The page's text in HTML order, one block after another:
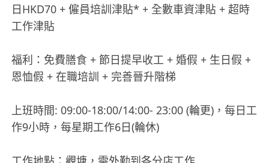
日HKD70 + 僱員培訓津貼* + 全數車資津貼 + 超時
工作津貼
福利：免費膳食 + 節日提早收工 + 婚假 + 生日假 +
恩恤假 + 在職培訓 + 完善晉升階梯
上班時間: 09:00-18:00/14:00- 23:00 (輪更)，每日工
作9小時，每星期工作6日(輪休)